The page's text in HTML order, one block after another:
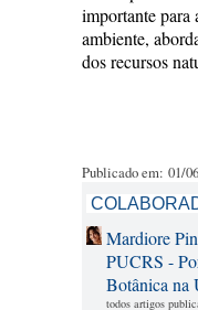
importante para
ambiente,
dos recursos
Publicado em: 01/
Mardiore
PUCRS -
Botânica na
todos artigos